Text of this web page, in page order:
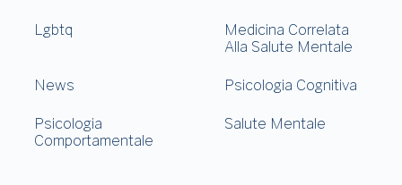
Lgbtq
Medicina Correlata
Alla Salute Mentale
News Psicologia Cognitiva
Psicologia
Comportamentale
Salute Mentale